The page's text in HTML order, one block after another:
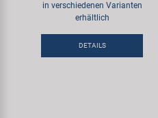
in verschiedenen Varianten
erhältlich
DETAILS